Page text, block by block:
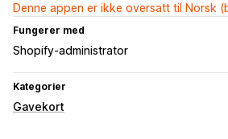
Denne appen er ikke oversatt til Norsk
Fungerer med
Shopify-administrator
Kategorier
Gavekort